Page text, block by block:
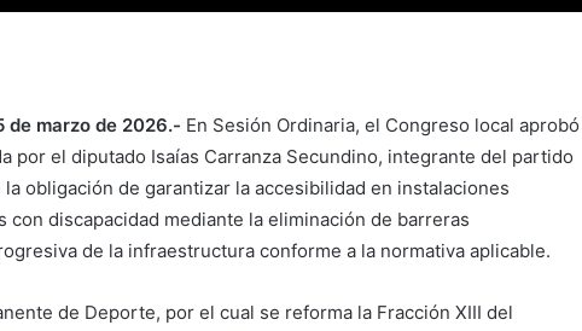
de marzo de 2026.- En Sesión Ordinaria, el Congreso local aprobó
por el diputado Isaías Carranza Secundino, integrante del partido
obligación de garantizar la accesibilidad en instalaciones
con discapacidad mediante la eliminación de barreras
de la infraestructura conforme a la normativa aplicable.
de Deporte, por el cual se reforma la Fracción XIII del